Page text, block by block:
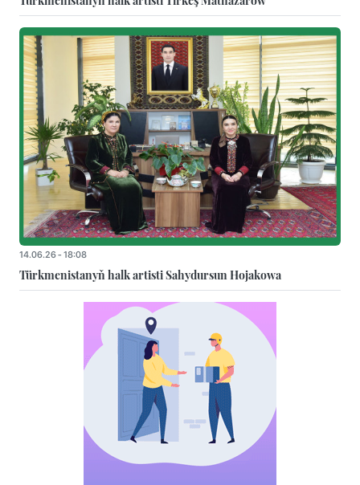
14.06.26 - 18:08
Türkmenistanyň halk artisti Sahydursun Hojakowa